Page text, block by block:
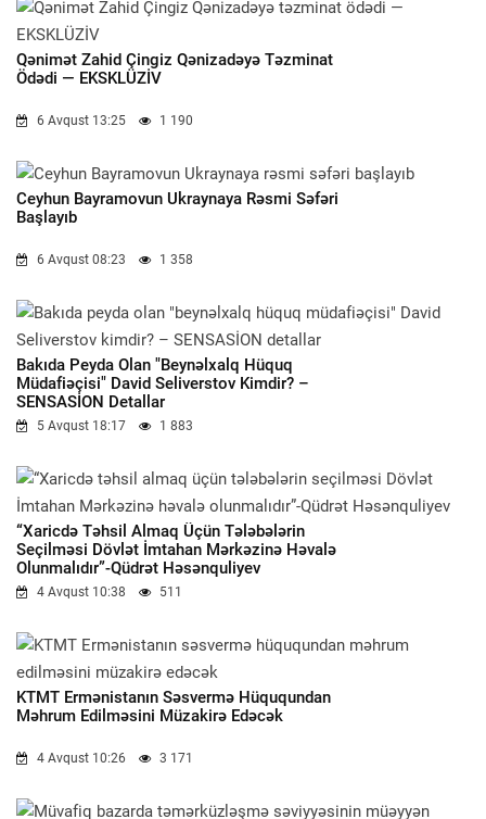
Qənimət Zahid Çingiz Qənizadəyə Təzminat
Ödədi — EKSKLÜZİV
6 Avqust 13:25 1 190
Ceyhun Bayramovun Ukraynaya Rəsmi Səfəri
Başlayıb
6 Avqust 08:23 1 358
Bakıda Peyda Olan "beynəlxalq Hüquq
Müdafiəçisi" David Seliverstov Kimdir? –
SENSASİON Detallar
5 Avqust 18:17 1 883
“Xaricdə Təhsil Almaq Üçün Tələbələrin
Seçilməsi Dövlət İmtahan Mərkəzinə Həvalə
Olunmalıdır”-Qüdrət Həsənquliyev
4 Avqust 10:38 511
KTMT Ermənistanın Səsvermə Hüququndan
Məhrum Edilməsini Müzakirə Edəcək
4 Avqust 10:26 3 171